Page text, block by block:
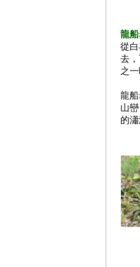
龍
從
去
之一
龍
山
的